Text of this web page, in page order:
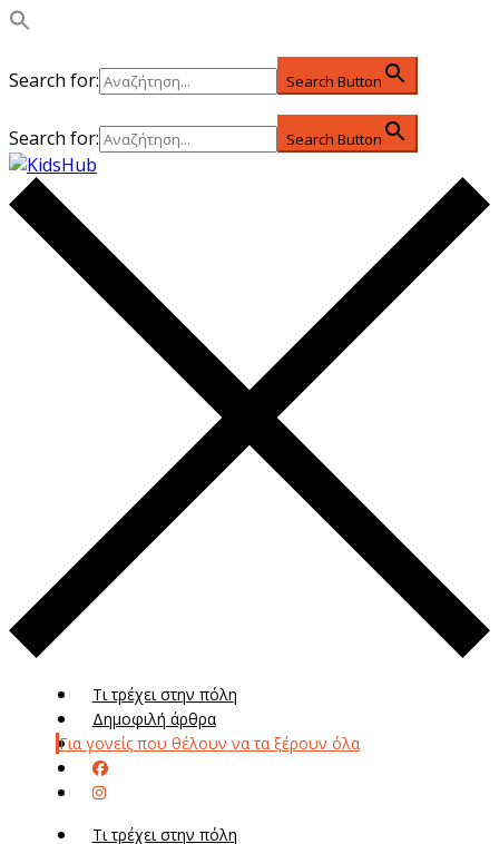
Search for: Search Button
Search for: Search Button
Τι τρέχει στην πόλη
Δημοφιλή άρθρα
Για γονείς που θέλουν να τα ξέρουν όλα
Τι τρέχει στην πόλη